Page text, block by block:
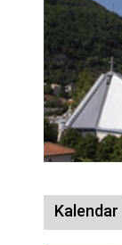
Kalendar